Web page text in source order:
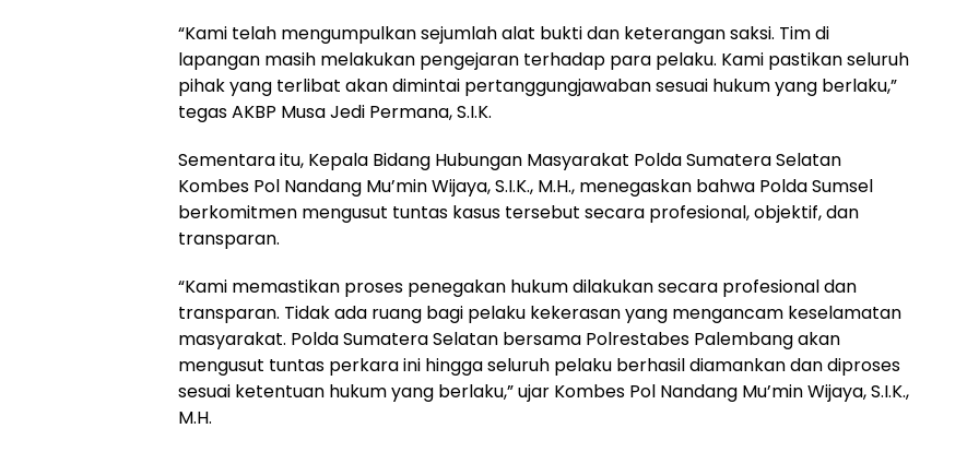
“Kami telah mengumpulkan sejumlah alat bukti dan keterangan saksi. Tim di
lapangan masih melakukan pengejaran terhadap para pelaku. Kami pastikan seluruh
pihak yang terlibat akan dimintai pertanggungjawaban sesuai hukum yang berlaku,”
tegas AKBP Musa Jedi Permana, S.I.K.
Sementara itu, Kepala Bidang Hubungan Masyarakat Polda Sumatera Selatan
Kombes Pol Nandang Mu’min Wijaya, S.I.K., M.H., menegaskan bahwa Polda Sumsel
berkomitmen mengusut tuntas kasus tersebut secara profesional, objektif, dan
transparan.
“Kami memastikan proses penegakan hukum dilakukan secara profesional dan
transparan. Tidak ada ruang bagi pelaku kekerasan yang mengancam keselamatan
masyarakat. Polda Sumatera Selatan bersama Polrestabes Palembang akan
mengusut tuntas perkara ini hingga seluruh pelaku berhasil diamankan dan diproses
sesuai ketentuan hukum yang berlaku,” ujar Kombes Pol Nandang Mu’min Wijaya, S.I.K.,
M.H.